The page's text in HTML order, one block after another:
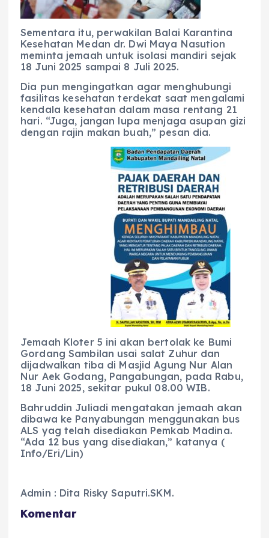
Sementara itu, perwakilan Balai Karantina
Kesehatan Medan dr. Dwi Maya Nasution
meminta jemaah untuk isolasi mandiri sejak
18 Juni 2025 sampai 8 Juli 2025.
Dia pun mengingatkan agar menghubungi
fasilitas kesehatan terdekat saat mengalami
kendala kesehatan dalam masa rentang 21
hari. “Juga, jangan lupa menjaga asupan gizi
dengan rajin makan buah,” pesan dia.
Jemaah Kloter 5 ini akan bertolak ke Bumi
Gordang Sambilan usai salat Zuhur dan
dijadwalkan tiba di Masjid Agung Nur Alan
Nur Aek Godang, Pangabungan, pada Rabu,
18 Juni 2025, sekitar pukul 08.00 WIB.
Bahruddin Juliadi mengatakan jemaah akan
dibawa ke Panyabungan menggunakan bus
ALS yag telah disediakan Pemkab Madina.
“Ada 12 bus yang disediakan,” katanya (
Info/Eri/Lin)
Admin : Dita Risky Saputri.SKM.
Komentar